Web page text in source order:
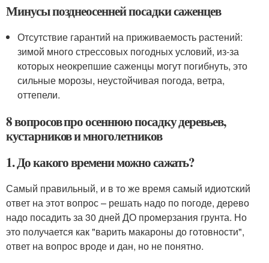
Минусы позднеосенней посадки саженцев
Отсутствие гарантий на приживаемость растений:
зимой много стрессовых погодных условий, из-за
которых неокрепшие саженцы могут погибнуть, это
сильные морозы, неустойчивая погода, ветра,
оттепели.
8 вопросов про осеннюю посадку деревьев,
кустарников и многолетников
1. До какого времени можно сажать?
Самый правильный, и в то же время самый идиотский
ответ на этот вопрос – решать надо по погоде, дерево
надо посадить за 30 дней ДО промерзания грунта. Но
это получается как "варить макароны до готовности",
ответ на вопрос вроде и дан, но не понятно.